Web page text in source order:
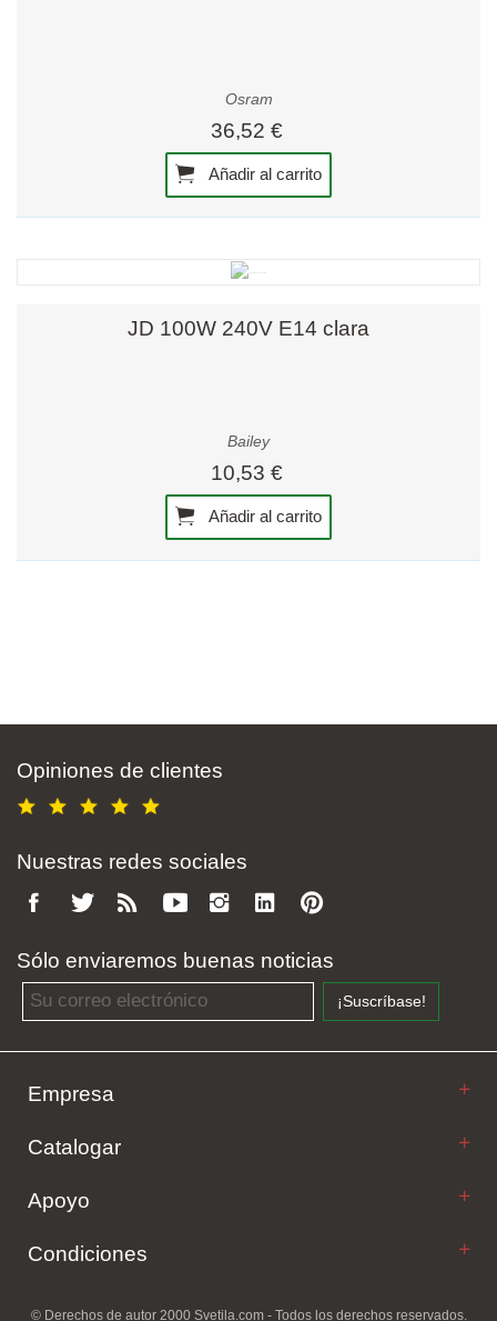
Osram
36,52 €
Añadir al carrito
JD 100W 240V E14 clara
Bailey
10,53 €
Añadir al carrito
Opiniones de clientes
Nuestras redes sociales
Sólo enviaremos buenas noticias
Email address
¡Suscríbase!
Empresa
Catalogar
Apoyo
Condiciones
© Derechos de autor 2000 Svetila.com - Todos los derechos reservados.